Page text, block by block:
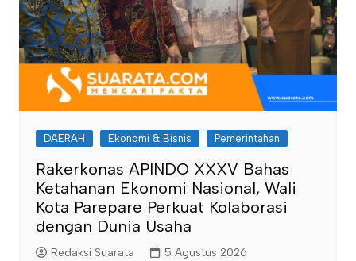
DAERAH Ekonomi & Bisnis Pemerintahan
Rakerkonas APINDO XXXV Bahas
Ketahanan Ekonomi Nasional, Wali
Kota Parepare Perkuat Kolaborasi
dengan Dunia Usaha
Redaksi Suarata 5 Agustus 2026